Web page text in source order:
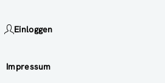
Einloggen
Impressum